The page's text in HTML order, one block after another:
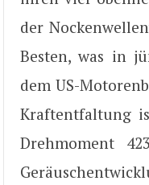
der
Besten, was in
dem US-
Kraftentfaltung
Drehmoment